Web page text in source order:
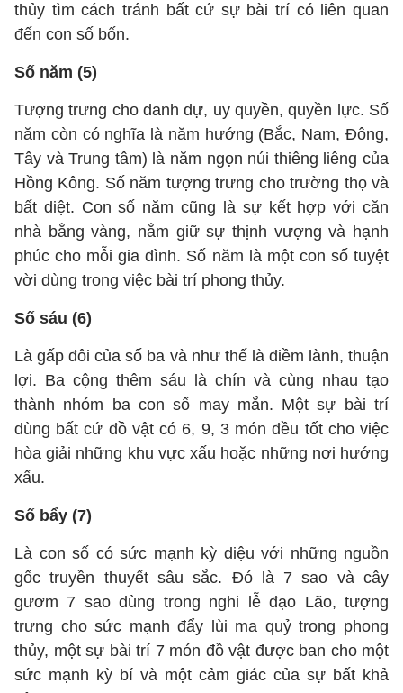
thủy tìm cách tránh bất cứ sự bài trí có liên quan
đến con số bốn.
Số năm (5)
Tượng trưng cho danh dự, uy quyền, quyền lực. Số
năm còn có nghĩa là năm hướng (Bắc, Nam, Đông,
Tây và Trung tâm) là năm ngọn núi thiêng liêng của
Hồng Kông. Số năm tượng trưng cho trường thọ và
bất diệt. Con số năm cũng là sự kết hợp với căn
nhà bằng vàng, nắm giữ sự thịnh vượng và hạnh
phúc cho mỗi gia đình. Số năm là một con số tuyệt
vời dùng trong việc bài trí phong thủy.
Số sáu (6)
Là gấp đôi của số ba và như thế là điềm lành, thuận
lợi. Ba cộng thêm sáu là chín và cùng nhau tạo
thành nhóm ba con số may mắn. Một sự bài trí
dùng bất cứ đồ vật có 6, 9, 3 món đều tốt cho việc
hòa giải những khu vực xấu hoặc những nơi hướng
xấu.
Số bẩy (7)
Là con số có sức mạnh kỳ diệu với những nguồn
gốc truyền thuyết sâu sắc. Đó là 7 sao và cây
gươm 7 sao dùng trong nghi lễ đạo Lão, tượng
trưng cho sức mạnh đẩy lùi ma quỷ trong phong
thủy, một sự bài trí 7 món đồ vật được ban cho một
sức mạnh kỳ bí và một cảm giác của sự bất khả